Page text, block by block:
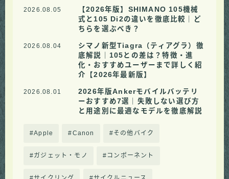
【2026年版】SHIMANO 105機械
式と105 Di2の違いを徹底比較｜ど
ちらを選ぶべき？
2026.08.05
シマノ新型Tiagra（ティアグラ）徹
底解説｜105との差は？特徴・進
化・おすすめユーザーまで詳しく紹
介【2026年最新版】
2026.08.04
2026年版Ankerモバイルバッテリ
ーおすすめ7選｜失敗しない選び方
と用途別に最適なモデルを徹底解説
2026.08.01
Apple Canon その他バイク
ガジェット・モノ コンポーネント